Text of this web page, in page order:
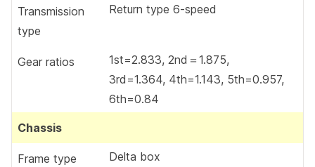
Transmission
type
Return type 6-speed
Gear ratios
1st=2.833, 2nd＝1.875,
3rd=1.364, 4th=1.143, 5th=0.957,
6th=0.84
Chassis
Frame type Delta box